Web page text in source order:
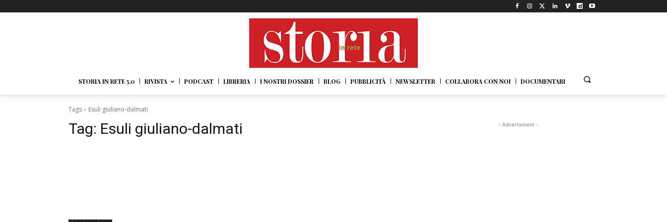
STORIA IN RETE 5.0 RIVISTA PODCAST LIBRERIA I NOSTRI DOSSIER BLOG PUBBLICITÀ NEWSLETTER COLLABORA CON NOI DOCUMENTARI
Tags Esuli giuliano-dalmati
Tag: Esuli giuliano-dalmati - Advertisment -